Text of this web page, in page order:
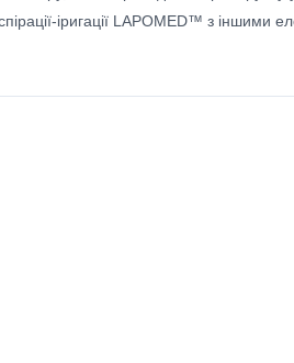
іригації LAPOMED™ з іншими